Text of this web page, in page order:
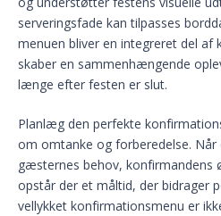
serveringsfade kan tilpasses
menuen bliver en integreret del af
skaber en sammenhængende
længe efter festen er slut.
Planlæg den perfekte
om omtanke og forberedelse.
gæsternes behov, konfirmandens
opstår der et måltid, der bidrager
vellykket konfirmationsmenu er